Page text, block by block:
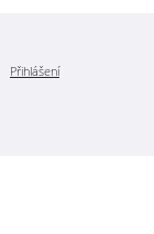
Přihlášení